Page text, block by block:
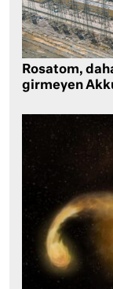
Rosatom,
girmeyen